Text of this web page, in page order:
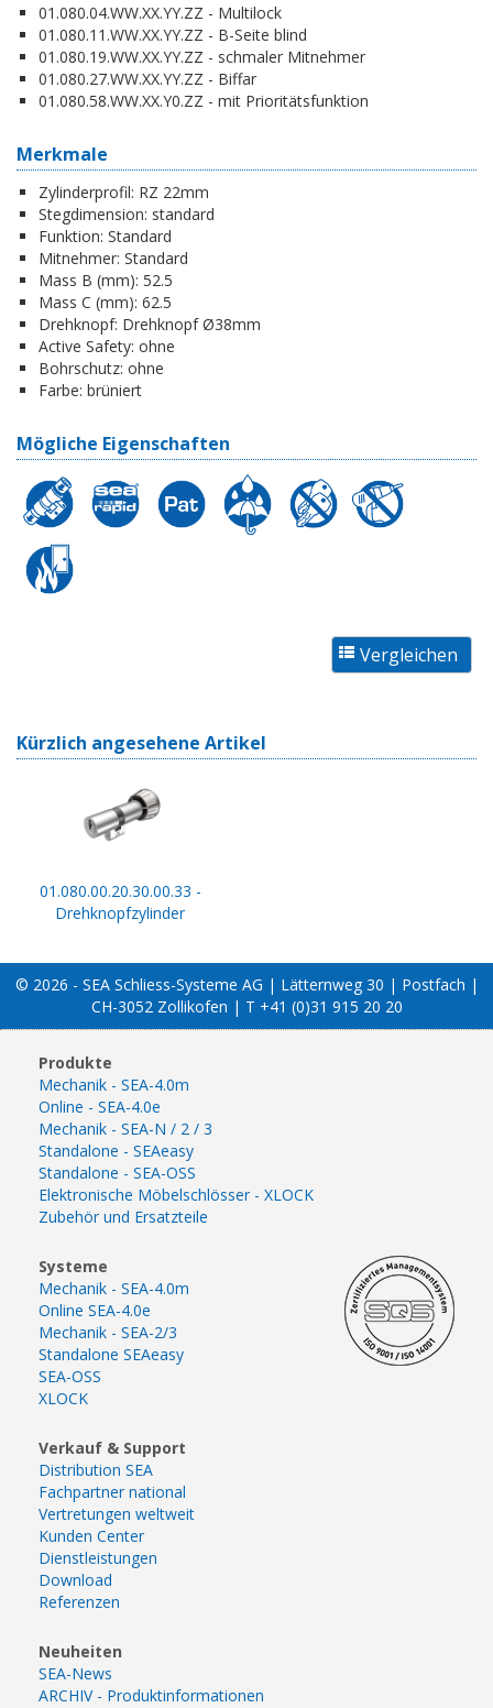
01.080.04.WW.XX.YY.ZZ - Multilock
01.080.11.WW.XX.YY.ZZ - B-Seite blind
01.080.19.WW.XX.YY.ZZ - schmaler Mitnehmer
01.080.27.WW.XX.YY.ZZ - Biffar
01.080.58.WW.XX.Y0.ZZ - mit Prioritätsfunktion
Merkmale
Zylinderprofil: RZ 22mm
Stegdimension: standard
Funktion: Standard
Mitnehmer: Standard
Mass B (mm): 52.5
Mass C (mm): 62.5
Drehknopf: Drehknopf Ø38mm
Active Safety: ohne
Bohrschutz: ohne
Farbe: brüniert
Mögliche Eigenschaften
Kürzlich angesehene Artikel
01.080.00.20.30.00.33 -
Drehknopfzylinder
© 2026 - SEA Schliess-Systeme AG | Lätternweg 30 | Postfach |
CH-3052 Zollikofen | T +41 (0)31 915 20 20
Produkte
Mechanik - SEA-4.0m
Online - SEA-4.0e
Mechanik - SEA-N / 2 / 3
Standalone - SEAeasy
Standalone - SEA-OSS
Elektronische Möbelschlösser - XLOCK
Zubehör und Ersatzteile
Systeme
Mechanik - SEA-4.0m
Online SEA-4.0e
Mechanik - SEA-2/3
Standalone SEAeasy
SEA-OSS
XLOCK
Verkauf & Support
Distribution SEA
Fachpartner national
Vertretungen weltweit
Kunden Center
Dienstleistungen
Download
Referenzen
Neuheiten
SEA-News
ARCHIV - Produktinformationen